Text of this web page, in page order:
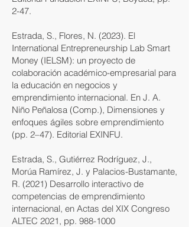
2-47.
Estrada, S., Flores, N. (2023). El
International Entrepreneurship Lab Smart
Money (IELSM): un proyecto de
colaboración académico-empresarial para
la educación en negocios y
emprendimiento internacional. En J. A.
Niño Peñalosa (Comp.), Dimensiones y
enfoques ágiles sobre emprendimiento
(pp. 2–47). Editorial EXINFU.
Estrada, S., Gutiérrez Rodríguez, J.,
Morúa Ramírez, J. y Palacios-Bustamante,
R. (2021) Desarrollo interactivo de
competencias de emprendimiento
internacional, en Actas del XIX Congreso
ALTEC 2021, pp. 988-1000